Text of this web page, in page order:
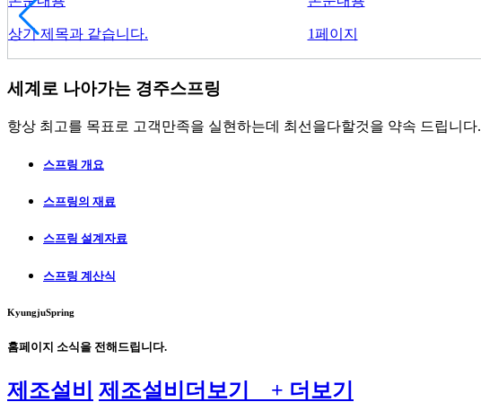
상기 제목과 같습니다. 1페이지
세계로 나아가는 경주스프링
항상 최고를 목표로 고객만족을 실현하는데 최선을다할것을 약속 드립니다.
스프링 개요
스프링의 재료
스프링 설계자료
스프링 계산식
KyungjuSpring
홈페이지 소식을 전해드립니다.
제조설비 제조설비 더보기 + 더보기